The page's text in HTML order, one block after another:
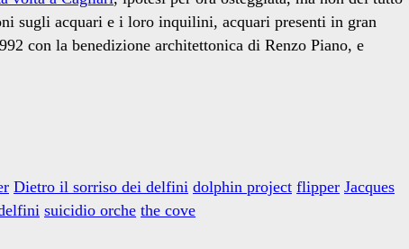
sugli acquari e i loro inquilini, acquari presenti in gran
con la benedizione architettonica di Renzo Piano, e
Dietro il sorriso dei delfini dolphin project flipper Jacques
suicidio orche the cove